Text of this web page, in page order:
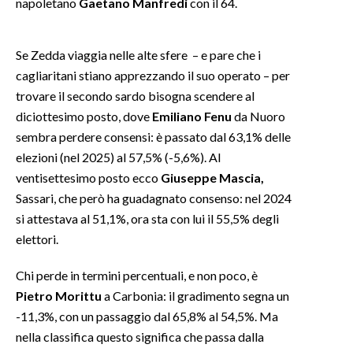
3 MINUTI CON
INSULARITÀ
INFO AZIENDE
ABBONATI
NECROLOGI
PUBBLICITÀ
STORE
Se Zedda viaggia nelle alte sfere – e pare che i
cagliaritani stiano apprezzando il suo operato – per
trovare il secondo sardo bisogna scendere al
diciottesimo posto, dove Emiliano Fenu da Nuoro
sembra perdere consensi: è passato dal 63,1% delle
elezioni (nel 2025) al 57,5% (-5,6%). Al
ventisettesimo posto ecco Giuseppe Mascia,
Sassari, che però ha guadagnato consenso: nel 2024
si attestava al 51,1%, ora sta con lui il 55,5% degli
elettori.
Chi perde in termini percentuali, e non poco, è
Pietro Morittu a Carbonia: il gradimento segna un
-11,3%, con un passaggio dal 65,8% al 54,5%. Ma
nella classifica questo significa che passa dalla